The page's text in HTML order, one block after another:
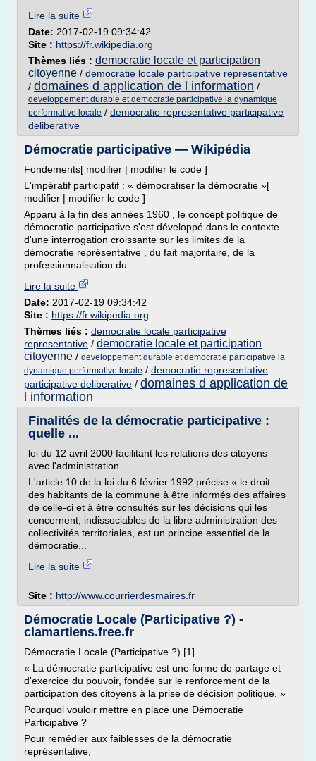
Lire la suite
Date: 2017-02-19 09:34:42
Site : https://fr.wikipedia.org
Thèmes liés : democratie locale et participation
citoyenne / democratie locale participative representative
/ domaines d application de l information /
developpement durable et democratie participative la dynamique
performative locale / democratie representative participative
deliberative
Démocratie participative — Wikipédia
Fondements[ modifier | modifier le code ]
L'impératif participatif : « démocratiser la démocratie »[
modifier | modifier le code ]
Apparu à la fin des années 1960 , le concept politique de
démocratie participative s'est développé dans le contexte
d'une interrogation croissante sur les limites de la
démocratie représentative , du fait majoritaire, de la
professionnalisation du...
Lire la suite
Date: 2017-02-19 09:34:42
Site : https://fr.wikipedia.org
Thèmes liés : democratie locale participative
representative / democratie locale et participation
citoyenne / developpement durable et democratie participative la
dynamique performative locale / democratie representative
participative deliberative / domaines d application de
l information
Finalités de la démocratie participative :
quelle ...
loi du 12 avril 2000 facilitant les relations des citoyens
avec l'administration.
L'article 10 de la loi du 6 février 1992 précise « le droit
des habitants de la commune à être informés des affaires
de celle-ci et à être consultés sur les décisions qui les
concernent, indissociables de la libre administration des
collectivités territoriales, est un principe essentiel de la
démocratie...
Lire la suite
Site : http://www.courrierdesmaires.fr
Démocratie Locale (Participative ?) -
clamartiens.free.fr
Démocratie Locale (Participative ?) [1]
« La démocratie participative est une forme de partage et
d'exercice du pouvoir, fondée sur le renforcement de la
participation des citoyens à la prise de décision politique. »
Pourquoi vouloir mettre en place une Démocratie
Participative ?
Pour remédier aux faiblesses de la démocratie
représentative,